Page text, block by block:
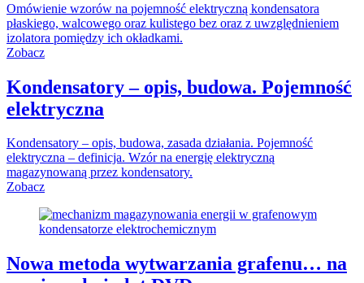
Omówienie wzorów na pojemność elektryczną kondensatora
płaskiego, walcowego oraz kulistego bez oraz z uwzględnieniem
izolatora pomiędzy ich okładkami.
Zobacz
Kondensatory – opis, budowa. Pojemność
elektryczna
Kondensatory – opis, budowa, zasada działania. Pojemność
elektryczna – definicja. Wzór na energię elektryczną
magazynowaną przez kondensatory.
Zobacz
Nowa metoda wytwarzania grafenu… na